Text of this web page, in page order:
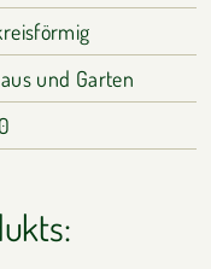
und Garten